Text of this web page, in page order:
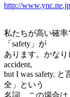
http://
私たちが高い確率
「safety」が
あります。かなり
accident,
but I was safety.
全」という
名詞。この場合は